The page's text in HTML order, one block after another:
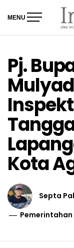
MENU
Pj.
Kota
Septa
Pemerintahan